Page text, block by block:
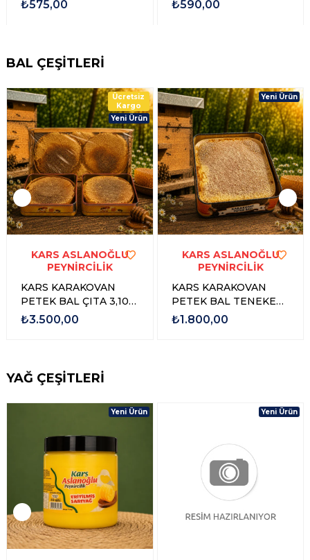
KARS ASLANOĞLU
PEYNİRCİLİK
KARS TAZE KAŞAR
PEYNİRİ ŞİRDEN
MAYALI
₺575,00
KARS MALAKAN
GÖBEK KAŞAR
PEYNİRİ ŞİRDEN
MAYALI 1 KG
₺590,00
BAL ÇEŞİTLERİ
KARS ASLANOĞLU
PEYNİRCİLİK
KARS KARAKOVAN
gr - 3,500 gr
₺3.500,00
Ücretsiz
Kargo
KARS KARAKOVAN
Yeni Ürün
YAĞ ÇEŞİTLERİ
Yeni Ürün